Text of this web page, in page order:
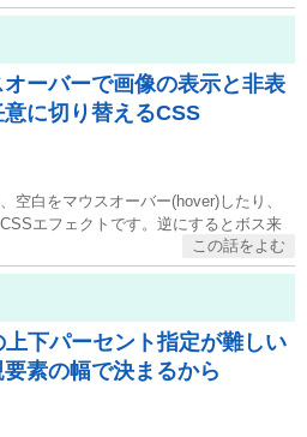
オーバーで画像の表示と非表
に切り替えるCSS
空白をマウスオーバー(hover)したり、
エフェクトです。逆にするとボス来
上下パーセント指定が難しい
素の幅で決まるから